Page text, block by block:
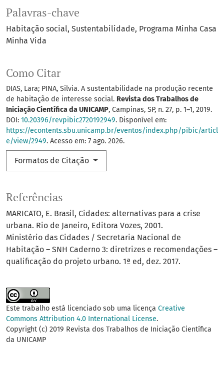
Palavras-chave
Habitação social Sustentabilidade Programa Minha Casa
Minha Vida
Como Citar
DIAS, Lara; PINA, Silvia. A sustentabilidade na produção recente
de habitação de interesse social. Revista dos Trabalhos de
Iniciação Científica da UNICAMP, Campinas, SP, n. 27, p. 1–1, 2019.
DOI: 10.20396/revpibic2720192949. Disponível em:
https://econtents.sbu.unicamp.br/eventos/index.php/pibic/articl
e/view/2949. Acesso em: 7 ago. 2026.
Formatos de Citação
Referências
MARICATO, E. Brasil, Cidades: alternativas para a crise
urbana. Rio de Janeiro, Editora Vozes, 2001.
Ministério das Cidades / Secretaria Nacional de
Habitação – SNH Caderno 3: diretrizes e recomendações –
qualificação do projeto urbano. 1ª ed, dez. 2017.
Este trabalho está licenciado sob uma licença Creative
Commons Attribution 4.0 International License.
Copyright (c) 2019 Revista dos Trabalhos de Iniciação Científica
da UNICAMP